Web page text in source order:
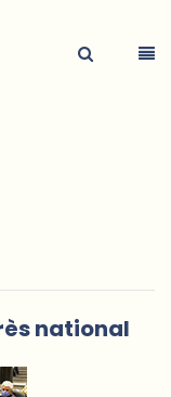
national